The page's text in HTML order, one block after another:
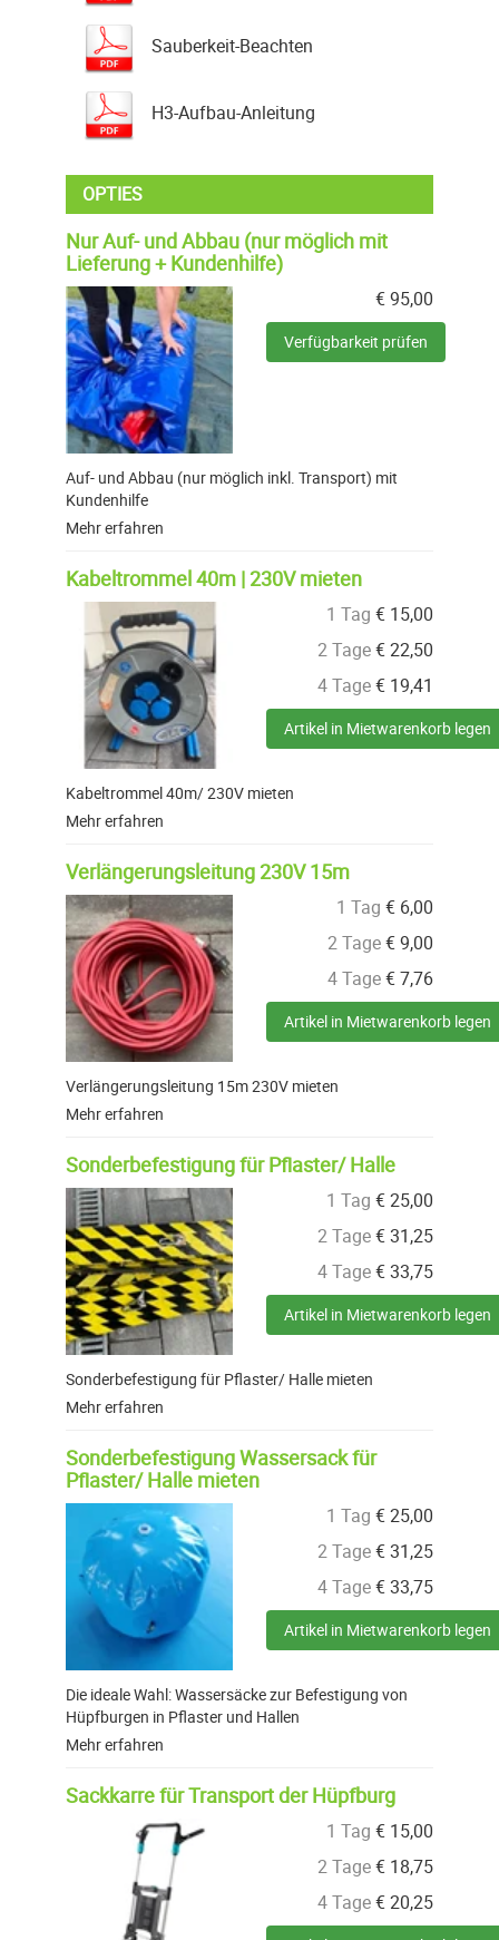
Sauberkeit-Beachten
H3-Aufbau-Anleitung
OPTIES
Nur Auf- und Abbau (nur möglich mit
Lieferung + Kundenhilfe)
€95,00
Verfügbarkeit prüfen
Auf- und Abbau (nur möglich inkl. Transport) mit
Kundenhilfe
Mehr erfahren
Kabeltrommel 40m | 230V mieten
1 Tag € 15,00
2 Tage€22,50
4 Tage€ 19,41
Artikel in Mietwarenkorb legen
Kabeltrommel 40m/ 230V mieten
Mehr erfahren
Verlängerungsleitung 230V 15m
1 Tag € 6,00
2 Tage€9,00
4 Tage€7,76
Artikel in Mietwarenkorb legen
Verlängerungsleitung 15m 230V mieten
Mehr erfahren
Sonderbefestigung für Pflaster/ Halle
1 Tag €25,00
2 Tage€31,25
4 Tage€33,75
Artikel in Mietwarenkorb legen
Sonderbefestigung für Pflaster/ Halle mieten
Mehr erfahren
Sonderbefestigung Wassersack für
Pflaster/ Halle mieten
1 Tag €25,00
2 Tage€31,25
4 Tage€33,75
Artikel in Mietwarenkorb legen
Die ideale Wahl: Wassersäcke zur Befestigung von
Hüpfburgen in Pflaster und Hallen
Mehr erfahren
Sackkarre für Transport der Hüpfburg
1 Tag € 15,00
2 Tage€ 18,75
4 Tage€20,25